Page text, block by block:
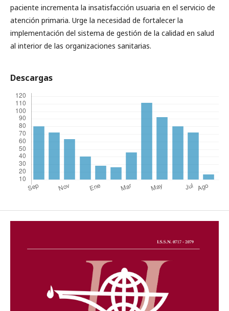
paciente incrementa la insatisfacción usuaria en el servicio de
atención primaria. Urge la necesidad de fortalecer la
implementación del sistema de gestión de la calidad en salud
al interior de las organizaciones sanitarias.
Descargas